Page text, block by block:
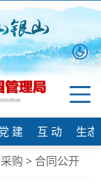
建 互 动
生
购 > 合同公开